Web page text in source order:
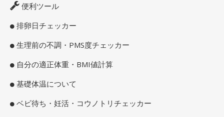
便利ツール
排卵日チェッカー
生理前の不調・PMS度チェッカー
自分の適正体重・BMI値計算
基礎体温について
ベビ待ち・妊活・コウノトリチェッカー